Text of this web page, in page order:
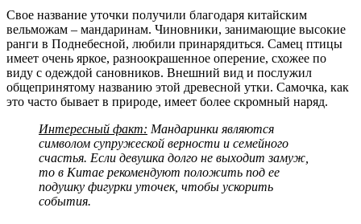
Свое название уточки получили благодаря китайским
вельможам – мандаринам. Чиновники, занимающие высокие
ранги в Поднебесной, любили принарядиться. Самец птицы
имеет очень яркое, разноокрашенное оперение, схожее по
виду с одеждой сановников. Внешний вид и послужил
общепринятому названию этой древесной утки. Самочка, как
это часто бывает в природе, имеет более скромный наряд.
Интересный факт: Мандаринки являются
символом супружеской верности и семейного
счастья. Если девушка долго не выходит замуж,
то в Китае рекомендуют положить под ее
подушку фигурки уточек, чтобы ускорить
события.